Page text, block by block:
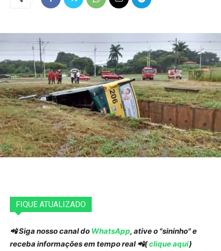
FIQUE ATUALIZADO
📲 Siga nosso canal do WhatsApp, ative o "sininho" e
receba informações em tempo real 📲(clique aqui)